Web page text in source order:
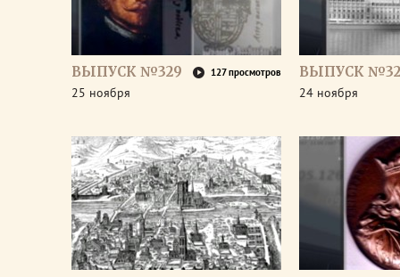
ВЫПУСК №329 127 просмотров
25 ноября
ВЫПУСК
24 ноября